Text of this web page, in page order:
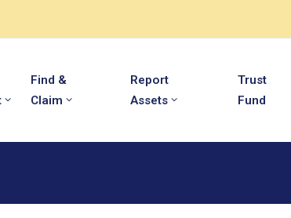
Find &
Claim
Report
Assets
Trust
Fund